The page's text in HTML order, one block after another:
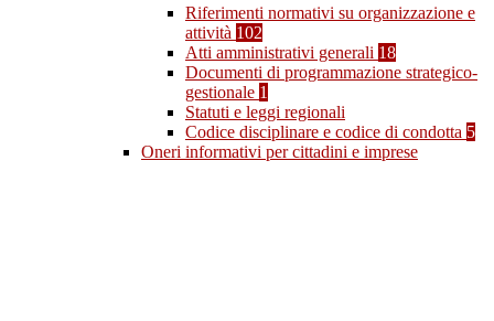
Riferimenti normativi su organizzazione e
attività 102
Atti amministrativi generali 18
Documenti di programmazione strategico-
gestionale 1
Statuti e leggi regionali
Codice disciplinare e codice di condotta 5
Oneri informativi per cittadini e imprese